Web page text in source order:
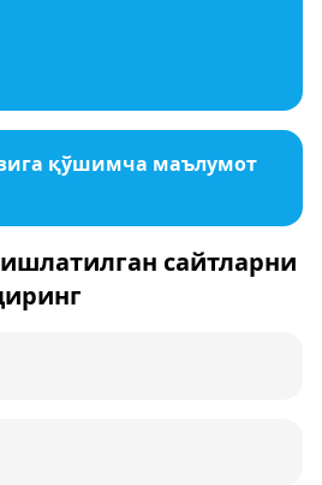
қўшимча маълумот
сайтларни